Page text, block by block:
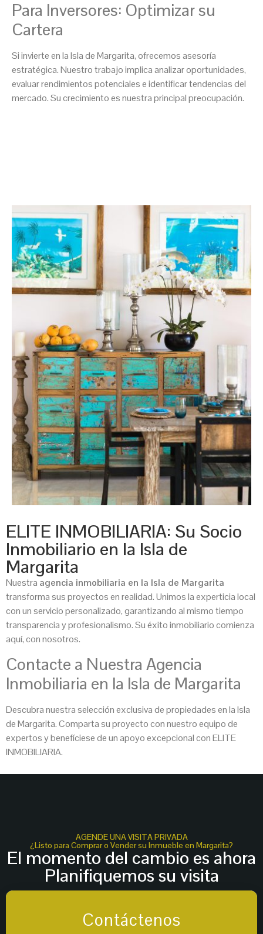
Para Inversores: Optimizar su
Cartera
Si invierte en la Isla de Margarita, ofrecemos asesoría
estratégica. Nuestro trabajo implica analizar oportunidades,
evaluar rendimientos potenciales e identificar tendencias del
mercado. Su crecimiento es nuestra principal preocupación.
ELITE INMOBILIARIA: Su Socio
Inmobiliario en la Isla de
Margarita
Nuestra agencia inmobiliaria en la Isla de Margarita
transforma sus proyectos en realidad. Unimos la experticia local
con un servicio personalizado, garantizando al mismo tiempo
transparencia y profesionalismo. Su éxito inmobiliario comienza
aquí, con nosotros.
Contacte a Nuestra Agencia
Inmobiliaria en la Isla de Margarita
Descubra nuestra selección exclusiva de propiedades en la Isla
de Margarita. Comparta su proyecto con nuestro equipo de
expertos y benefíciese de un apoyo excepcional con ELITE
INMOBILIARIA.
AGENDE UNA VISITA PRIVADA
¿Listo para Comprar o Vender su Inmueble en Margarita?
El momento del cambio es ahora
Planifiquemos su visita
Contáctenos